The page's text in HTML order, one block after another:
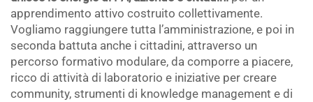
apprendimento attivo costruito collettivamente.
Vogliamo raggiungere tutta l’amministrazione, e poi in
seconda battuta anche i cittadini, attraverso un
percorso formativo modulare, da comporre a piacere,
ricco di attività di laboratorio e iniziative per creare
community, strumenti di knowledge management e di